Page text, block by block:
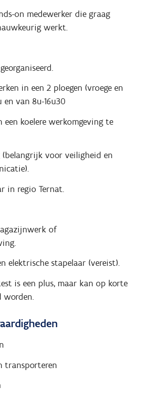
on medewerker die graag
werkt.
in een 2 ploegen (vroege en
en van 8u-16u30
koelere werkomgeving te
(belangrijk voor veiligheid en
in regio Ternat.
of
elektrische stapelaar (vereist).
is een plus, maar kan op korte
worden.
transporteren